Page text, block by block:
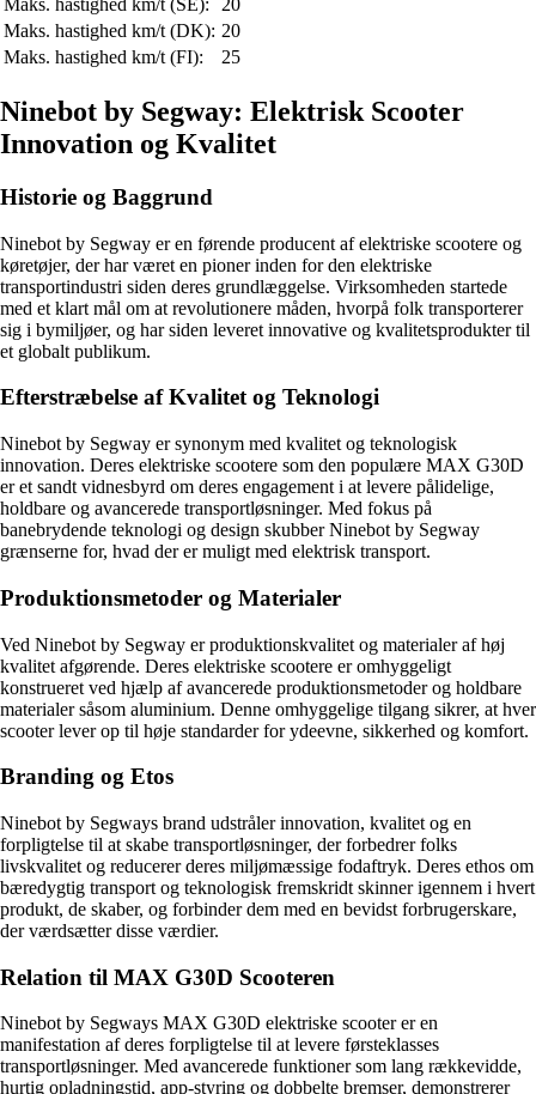
Maks. hastighed km/t (SE):
20
Maks. hastighed km/t (DK): 20
Maks. hastighed km/t (FI):
25
Ninebot by Segway: Elektrisk Scooter
Innovation og Kvalitet
Historie og Baggrund
Ninebot by Segway er en førende producent af elektriske scootere og
køretøjer, der har været en pioner inden for den elektriske
transportindustri siden deres grundlæggelse. Virksomheden startede
med et klart mål om at revolutionere måden, hvorpå folk transporterer
sig i bymiljøer, og har siden leveret innovative og kvalitetsprodukter til
et globalt publikum.
Efterstræbelse af Kvalitet og Teknologi
Ninebot by Segway er synonym med kvalitet og teknologisk
innovation. Deres elektriske scootere som den populære MAX G30D
er et sandt vidnesbyrd om deres engagement i at levere pålidelige,
holdbare og avancerede transportløsninger. Med fokus på
banebrydende teknologi og design skubber Ninebot by Segway
grænserne for, hvad der er muligt med elektrisk transport.
Produktionsmetoder og Materialer
Ved Ninebot by Segway er produktionskvalitet og materialer af høj
kvalitet afgørende. Deres elektriske scootere er omhyggeligt
konstrueret ved hjælp af avancerede produktionsmetoder og holdbare
materialer såsom aluminium. Denne omhyggelige tilgang sikrer, at hver
scooter lever op til høje standarder for ydeevne, sikkerhed og komfort.
Branding og Etos
Ninebot by Segways brand udstråler innovation, kvalitet og en
forpligtelse til at skabe transportløsninger, der forbedrer folks
livskvalitet og reducerer deres miljømæssige fodaftryk. Deres ethos om
bæredygtig transport og teknologisk fremskridt skinner igennem i hvert
produkt, de skaber, og forbinder dem med en bevidst forbrugerskare,
der værdsætter disse værdier.
Relation til MAX G30D Scooteren
Ninebot by Segways MAX G30D elektriske scooter er en
manifestation af deres forpligtelse til at levere førsteklasses
transportløsninger. Med avancerede funktioner som lang rækkevidde,
hurtig opladningstid, app-styring og dobbelte bremser, demonstrerer